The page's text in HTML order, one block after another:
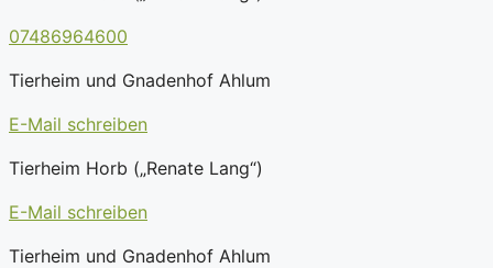
07486964600
Tierheim und Gnadenhof Ahlum
E-Mail schreiben
Tierheim Horb („Renate Lang“)
E-Mail schreiben
Tierheim und Gnadenhof Ahlum